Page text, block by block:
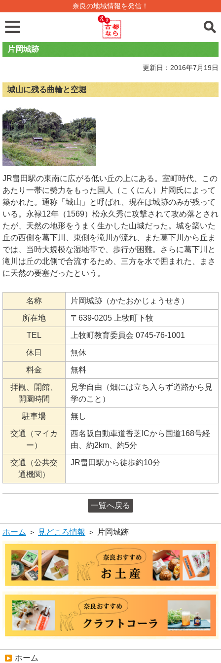
奈良の地域情報を発信！
片岡城跡
更新日：2016年7月19日
城山に残る曲輪と空堀
JR畠田駅の東南に広がる低い丘の上にある。室町時代、この
あたり一帯に勢力をもった国人（こくにん）片岡氏によって
築かれた。通称「城山」と呼ばれ、現在は城跡のみが残って
いる。永禄12年（1569）松永久秀に攻撃されて攻め落とされ
たが、天然の地形をうまく生かした山城だった。城を築いた
丘の西側を葛下川、東側を滝川が流れ、また葛下川から丘ま
では、当時大規模な湿地帯で、歩行が困難。さらに葛下川と
滝川は丘の北側で合流するため、三方を水で囲まれた、まさ
に天然の要塞だったという。
名称 片岡城跡（かたおかじょうせき）
所在地 〒639-0205 上牧町下牧
TEL 上牧町教育委員会 0745-76-1001
休日 無休
料金 無料
拝観、開館、
開園時間
見学自由（畑には立ち入らず道路から見
学のこと）
駐車場 無し
交通（マイカ
ー）
西名阪自動車道香芝ICから国道168号経
由、約2km、約5分
交通（公共交
通機関）
JR畠田駅から徒歩約10分
一覧へ戻る
ホーム ＞ 見どころ情報 ＞ 片岡城跡
ホーム